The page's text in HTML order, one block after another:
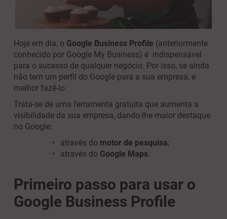
Hoje em dia, o Google Business Profile (anteriormente
conhecido por Google My Business) é indispensável
para o sucesso de qualquer negócio. Por isso, se ainda
não tem um perfil do Google para a sua empresa, é
melhor fazê-lo.
Trata-se de uma ferramenta gratuita que aumenta a
visibilidade da sua empresa, dando-lhe maior destaque
no Google:
através do motor de pesquisa;
através do Google Maps.
Primeiro passo para usar o
Google Business Profile